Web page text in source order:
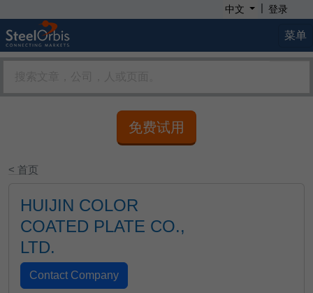
中文 | 登录
菜单
免费试用
< 首页
HUIJIN COLOR
COATED PLATE CO.,
LTD.